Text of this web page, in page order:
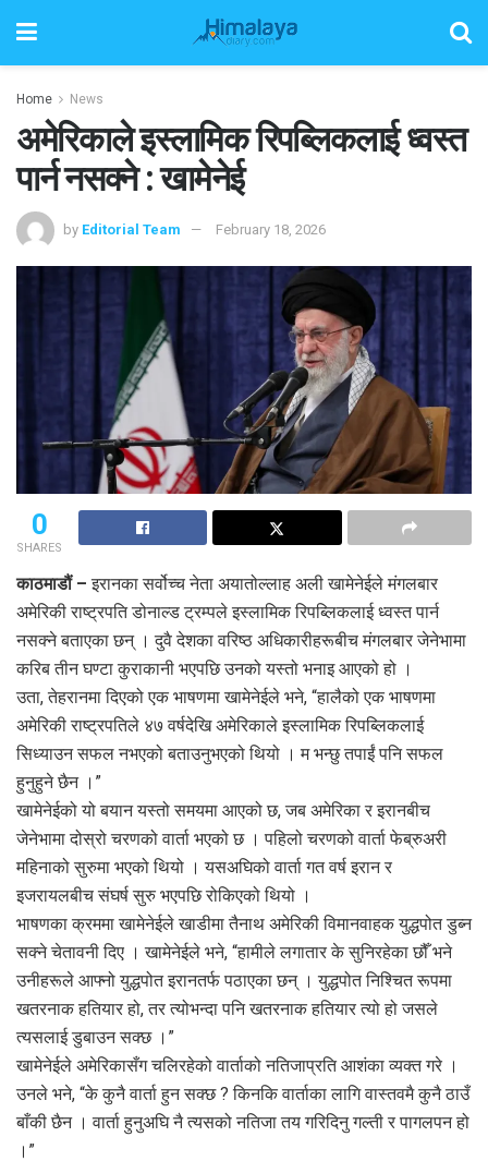
Home News
अमेरिकाले इस्लामिक रिपब्लिकलाई ध्वस्त
पार्न नसक्ने : खामेनेई
by Editorial Team February 18, 2026
0
SHARES
काठमाडौं – इरानका सर्वोच्च नेता अयातोल्लाह अली खामेनेईले मंगलबार
अमेरिकी राष्ट्रपति डोनाल्ड ट्रम्पले इस्लामिक रिपब्लिकलाई ध्वस्त पार्न
नसक्ने बताएका छन् । दुवै देशका वरिष्ठ अधिकारीहरूबीच मंगलबार जेनेभामा
करिब तीन घण्टा कुराकानी भएपछि उनको यस्तो भनाइ आएको हो ।
उता, तेहरानमा दिएको एक भाषणमा खामेनेईले भने, “हालैको एक भाषणमा
अमेरिकी राष्ट्रपतिले ४७ वर्षदेखि अमेरिकाले इस्लामिक रिपब्लिकलाई
सिध्याउन सफल नभएको बताउनुभएको थियो । म भन्छु तपाईं पनि सफल
हुनुहुने छैन ।”
खामेनेईको यो बयान यस्तो समयमा आएको छ, जब अमेरिका र इरानबीच
जेनेभामा दोस्रो चरणको वार्ता भएको छ । पहिलो चरणको वार्ता फेब्रुअरी
महिनाको सुरुमा भएको थियो । यसअघिको वार्ता गत वर्ष इरान र
इजरायलबीच संघर्ष सुरु भएपछि रोकिएको थियो ।
भाषणका क्रममा खामेनेईले खाडीमा तैनाथ अमेरिकी विमानवाहक युद्धपोत डुब्न
सक्ने चेतावनी दिए । खामेनेईले भने, “हामीले लगातार के सुनिरहेका छौँ भने
उनीहरूले आफ्नो युद्धपोत इरानतर्फ पठाएका छन् । युद्धपोत निश्चित रूपमा
खतरनाक हतियार हो, तर त्योभन्दा पनि खतरनाक हतियार त्यो हो जसले
त्यसलाई डुबाउन सक्छ ।”
खामेनेईले अमेरिकासँग चलिरहेको वार्ताको नतिजाप्रति आशंका व्यक्त गरे ।
उनले भने, “के कुनै वार्ता हुन सक्छ ? किनकि वार्ताका लागि वास्तवमै कुनै ठाउँ
बाँकी छैन । वार्ता हुनुअघि नै त्यसको नतिजा तय गरिदिनु गल्ती र पागलपन हो
।”